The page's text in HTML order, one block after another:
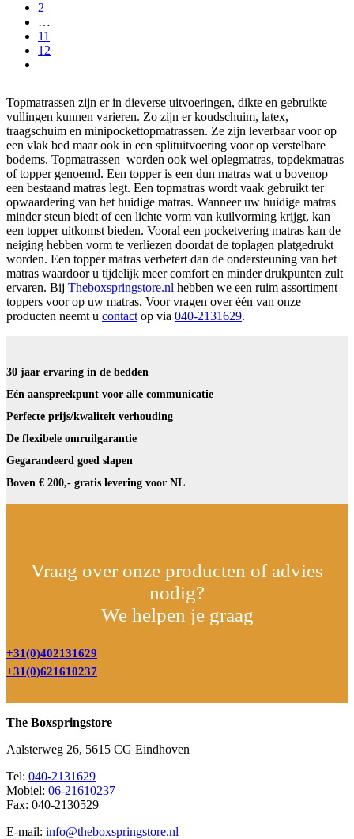
2
…
11
12
Topmatrassen zijn er in dieverse uitvoeringen, dikte en gebruikte
vullingen kunnen varieren. Zo zijn er koudschuim, latex,
traagschuim en minipockettopmatrassen. Ze zijn leverbaar voor op
een vlak bed maar ook in een splituitvoering voor op verstelbare
bodems. Topmatrassen worden ook wel oplegmatras, topdekmatras
of topper genoemd. Een topper is een dun matras wat u bovenop
een bestaand matras legt. Een topmatras wordt vaak gebruikt ter
opwaardering van het huidige matras. Wanneer uw huidige matras
minder steun biedt of een lichte vorm van kuilvorming krijgt, kan
een topper uitkomst bieden. Vooral een pocketvering matras kan de
neiging hebben vorm te verliezen doordat de toplagen platgedrukt
worden. Een topper matras verbetert dan de ondersteuning van het
matras waardoor u tijdelijk meer comfort en minder drukpunten zult
ervaren. Bij Theboxspringstore.nl hebben we een ruim assortiment
toppers voor op uw matras. Voor vragen over één van onze
producten neemt u contact op via 040-2131629.
30 jaar ervaring in de bedden
Eén aanspreekpunt voor alle communicatie
Perfecte prijs/kwaliteit verhouding
De flexibele omruilgarantie
Gegarandeerd goed slapen
Boven € 200,- gratis levering voor NL
Vraag over onze producten of advies
nodig?
We helpen je graag
+31(0)402131629
+31(0)621610237
The Boxspringstore
Aalsterweg 26, 5615 CG Eindhoven
Tel: 040-2131629
Mobiel: 06-21610237
Fax: 040-2130529
E-mail: info@theboxspringstore.nl